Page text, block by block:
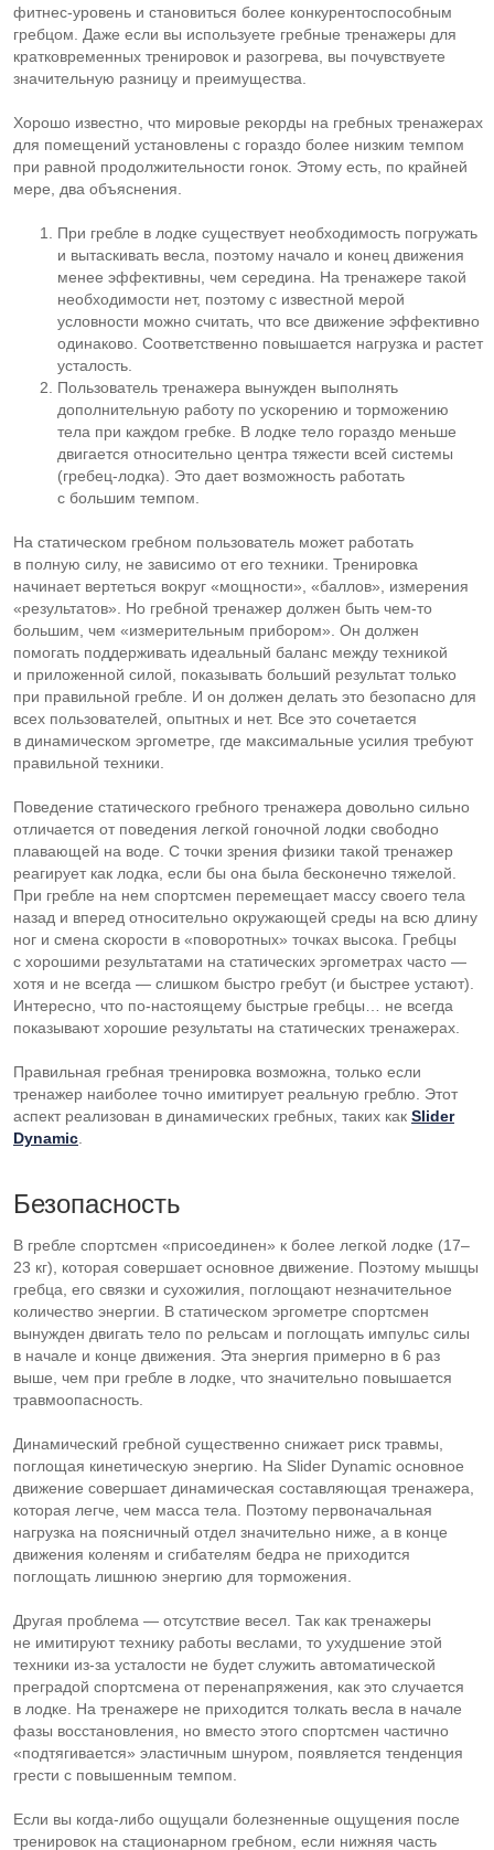
фитнес-уровень и становиться более конкурентоспособным
гребцом. Даже если вы используете гребные тренажеры для
кратковременных тренировок и разогрева, вы почувствуете
значительную разницу и преимущества.
Хорошо известно, что мировые рекорды на гребных тренажерах
для помещений установлены с гораздо более низким темпом
при равной продолжительности гонок. Этому есть, по крайней
мере, два объяснения.
При гребле в лодке существует необходимость погружать
и вытаскивать весла, поэтому начало и конец движения
менее эффективны, чем середина. На тренажере такой
необходимости нет, поэтому с известной мерой
условности можно считать, что все движение эффективно
одинаково. Соответственно повышается нагрузка и растет
усталость.
Пользователь тренажера вынужден выполнять
дополнительную работу по ускорению и торможению
тела при каждом гребке. В лодке тело гораздо меньше
двигается относительно центра тяжести всей системы
(гребец-лодка). Это дает возможность работать
с большим темпом.
На статическом гребном пользователь может работать
в полную силу, не зависимо от его техники. Тренировка
начинает вертеться вокруг «мощности», «баллов», измерения
«результатов». Но гребной тренажер должен быть чем-то
большим, чем «измерительным прибором». Он должен
помогать поддерживать идеальный баланс между техникой
и приложенной силой, показывать больший результат только
при правильной гребле. И он должен делать это безопасно для
всех пользователей, опытных и нет. Все это сочетается
в динамическом эргометре, где максимальные усилия требуют
правильной техники.
Поведение статического гребного тренажера довольно сильно
отличается от поведения легкой гоночной лодки свободно
плавающей на воде. С точки зрения физики такой тренажер
реагирует как лодка, если бы она была бесконечно тяжелой.
При гребле на нем спортсмен перемещает массу своего тела
назад и вперед относительно окружающей среды на всю длину
ног и смена скорости в «поворотных» точках высока. Гребцы
с хорошими результатами на статических эргометрах часто —
хотя и не всегда — слишком быстро гребут (и быстрее устают).
Интересно, что по-настоящему быстрые гребцы… не всегда
показывают хорошие результаты на статических тренажерах.
Правильная гребная тренировка возможна, только если
тренажер наиболее точно имитирует реальную греблю. Этот
аспект реализован в динамических гребных, таких как Slider
Dynamic
Безопасность
В гребле спортсмен «присоединен» к более легкой лодке (17–
23 кг), которая совершает основное движение. Поэтому мышцы
гребца, его связки и сухожилия, поглощают незначительное
количество энергии. В статическом эргометре спортсмен
вынужден двигать тело по рельсам и поглощать импульс силы
в начале и конце движения. Эта энергия примерно в 6 раз
выше, чем при гребле в лодке, что значительно повышается
травмоопасность.
Динамический гребной существенно снижает риск травмы,
поглощая кинетическую энергию. На Slider Dynamic основное
движение совершает динамическая составляющая тренажера,
которая легче, чем масса тела. Поэтому первоначальная
нагрузка на поясничный отдел значительно ниже, а в конце
движения коленям и сгибателям бедра не приходится
поглощать лишнюю энергию для торможения.
Другая проблема — отсутствие весел. Так как тренажеры
не имитируют технику работы веслами, то ухудшение этой
техники из-за усталости не будет служить автоматической
преградой спортсмена от перенапряжения, как это случается
в лодке. На тренажере не приходится толкать весла в начале
фазы восстановления, но вместо этого спортсмен частично
«подтягивается» эластичным шнуром, появляется тенденция
грести с повышенным темпом.
Если вы когда-либо ощущали болезненные ощущения после
тренировок на стационарном гребном, если нижняя часть